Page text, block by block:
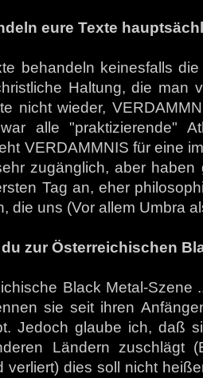
eure Texte
behandeln keinesfalls
Haltung, die man
nicht wieder,
alle "praktizierende"
VERDAMMNIS für eine
zugänglich, aber
Tag an, eher
die uns (Vor allem Umbra
zur Österreichischen
Black Metal-Szene
sie seit ihren
Jedoch glaube ich, daß
Ländern zuschlägt
verliert) dies soll nicht